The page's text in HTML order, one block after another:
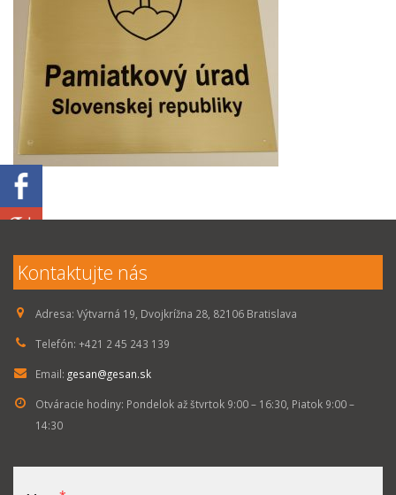
Kontaktujte nás
Adresa: Výtvarná 19, Dvojkrížna 28, 82106 Bratislava
Telefón: +421 2 45 243 139
Email: gesan@gesan.sk
Otváracie hodiny: Pondelok až štvrtok 9:00 – 16:30, Piatok 9:00 –
14:30